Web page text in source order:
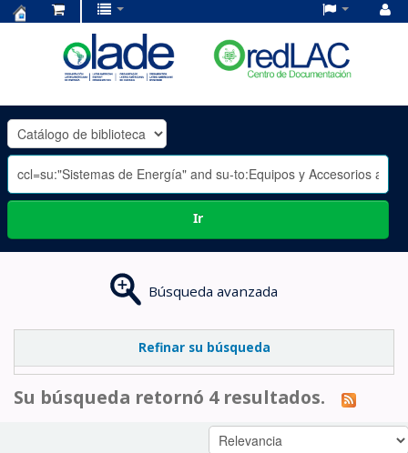
OLADE
-
Ir
Búsqueda avanzada
Refinar su búsqueda
Su búsqueda retornó 4 resultados.